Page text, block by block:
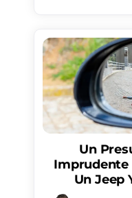
Un
Imprudente
Un Jeep